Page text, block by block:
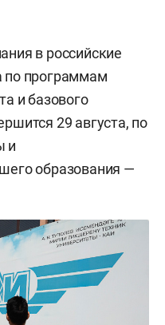
в российские
программам
и базового
29 августа, по
и
образования —